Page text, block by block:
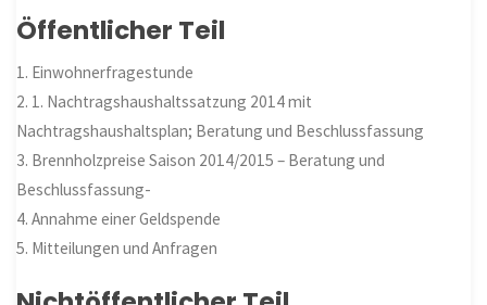
Öffentlicher Teil
1. Einwohnerfragestunde
2. 1. Nachtragshaushaltssatzung 2014 mit
Nachtragshaushaltsplan; Beratung und Beschlussfassung
3. Brennholzpreise Saison 2014/2015 – Beratung und
Beschlussfassung-
4. Annahme einer Geldspende
5. Mitteilungen und Anfragen